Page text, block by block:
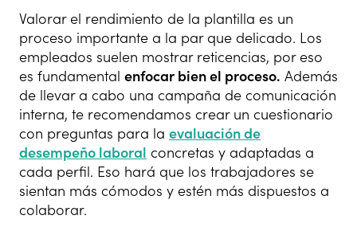
Valorar el rendimiento de la plantilla es un
proceso importante a la par que delicado. Los
empleados suelen mostrar reticencias, por eso
es fundamental enfocar bien el proceso. Además
de llevar a cabo una campaña de comunicación
interna, te recomendamos crear un cuestionario
con preguntas para la evaluación de
desempeño laboral concretas y adaptadas a
cada perfil. Eso hará que los trabajadores se
sientan más cómodos y estén más dispuestos a
colaborar.